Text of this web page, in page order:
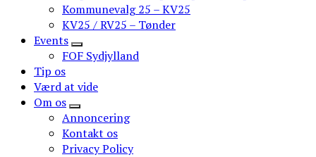
Kommunevalg 25 – KV25
KV25 / RV25 – Tønder
Events
FOF Sydjylland
Tip os
Værd at vide
Om os
Annoncering
Kontakt os
Privacy Policy